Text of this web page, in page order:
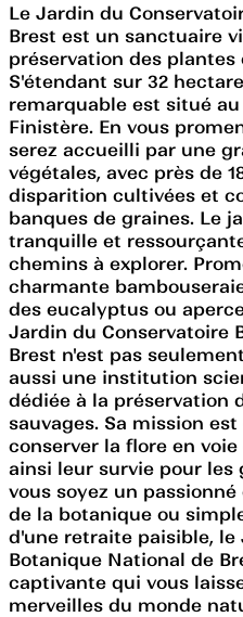
Le Jardin du
Brest est un sanctuaire
préservation des
S'étendant sur 32
remarquable est situé au
Finistère. En vous
serez accueilli par une
végétales, avec près de
disparition cultivées et
banques de graines. Le
tranquille et
chemins à explorer.
charmante
des eucalyptus ou
Jardin du Conservatoire
Brest n'est pas
aussi une institution
dédiée à la préservation
sauvages. Sa mission
conserver la flore en
ainsi leur survie pour les
vous soyez un
de la botanique ou
d'une retraite paisible, le
Botanique National de
captivante qui vous
merveilles du monde